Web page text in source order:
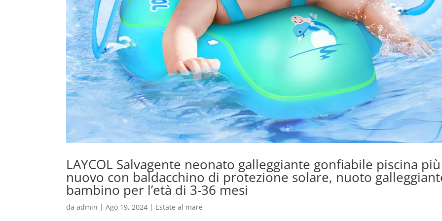
LAYCOL Salvagente neonato galleggiante gonfiabile piscina più
nuovo con baldacchino di protezione solare, nuoto
bambino per l’età di 3-36 mesi
daadmin |Ago 19, 2024 | Estate al mare